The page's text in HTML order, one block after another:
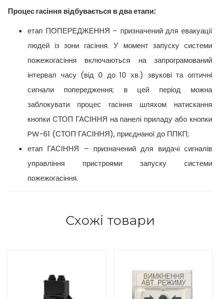
Процес гасіння відбувається в два етапи:
етап ПОПЕРЕДЖЕННЯ – призначений для евакуації
людей із зони гасіння. У момент запуску системи
пожежогасіння включаються на запрограмований
інтервал часу (від 0 до 10 хв.) звукові та оптичні
сигнали попередження; в цей період можна
заблокувати процес гасіння шляхом натискання
кнопки СТОП ГАСІННЯ на панелі приладу або кнопки
PW-61 (СТОП ГАСІННЯ), приєднаної до ППКП;
етап ГАСІННЯ – призначений для видачі сигналів
управління пристроями запуску системи
пожежогасіння.
Схожі товари